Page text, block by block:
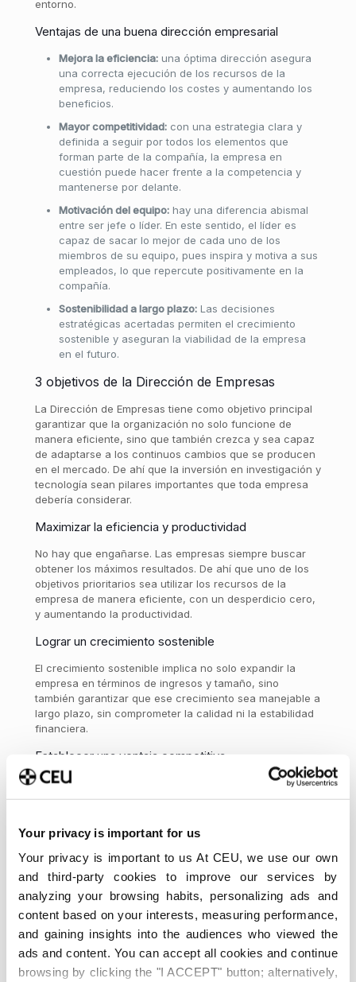
Your privacy is important for us
Your privacy is important to us At CEU, we use our own
and third-party cookies to improve our services by
analyzing your browsing habits, personalizing ads and
content based on your interests, measuring performance,
and gaining insights into the audiences who viewed the
ads and content. You can accept all cookies and continue
browsing by clicking the "I ACCEPT" button; alternatively,
entorno.
Ventajas de una buena dirección empresarial
Mejora la eficiencia:una óptima dirección asegura
una correcta ejecución de los recursos de la
empresa, reduciendo los costes y aumentando los
beneficios.
Mayor competitividad:con una estrategia clara y
definida a seguir por todos los elementos que
forman parte de la compañía, la empresa en
cuestión puede hacer frente a la competencia y
mantenerse por delante.
Motivación del equipo:hay una diferencia abismal
entre ser jefe o líder. En este sentido, el líder es
capaz de sacar lo mejor de cada uno de los
miembros de su equipo, pues inspira y motiva a sus
empleados, lo que repercute positivamente en la
compañía.
Sostenibilidad a largo plazo:Las decisiones
estratégicas acertadas permiten el crecimiento
sostenible y aseguran la viabilidad de la empresa
en el futuro.
3 objetivos de la Dirección de Empresas
La Dirección de Empresas tiene como objetivo principal
garantizar que la organización no solo funcione de
manera eficiente, sino que también crezca y sea capaz
de adaptarse a los continuos cambios que se producen
en el mercado. De ahí que la inversión en investigación y
tecnología sean pilares importantes que toda empresa
debería considerar.
Maximizar la eficiencia y productividad
No hay que engañarse. Las empresas siempre buscar
obtener los máximos resultados. De ahí que uno de los
objetivos prioritarios sea utilizar los recursos de la
empresa de manera eficiente, con un desperdicio cero,
y aumentando la productividad.
Lograr un crecimiento sostenible
El crecimiento sostenible implica no solo expandir la
empresa en términos de ingresos y tamaño, sino
también garantizar que ese crecimiento sea manejable a
largo plazo, sin comprometer la calidad ni la estabilidad
financiera.
Establecer una ventaja competitiva
Para asegurar el éxito en el mercado, la dirección
empresarial debe centrarse en establecer y mantener
través de la innovación en los procesos, mejorando el
servicio al cliente y optimizando las operaciones.
Perfiles más demandados en Dirección de
Empresas